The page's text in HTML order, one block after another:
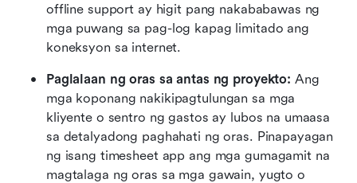
offline support ay higit pang nakababawas ng
mga puwang sa pag-log kapag limitado ang
koneksyon sa internet.
Paglalaan ng oras sa antas ng proyekto: Ang
mga koponang nakikipagtulungan sa mga
kliyente o sentro ng gastos ay lubos na umaasa
sa detalyadong paghahati ng oras. Pinapayagan
ng isang timesheet app ang mga gumagamit na
magtalaga ng oras sa mga gawain, yugto o